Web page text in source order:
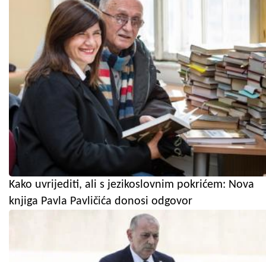
Kako uvrijediti, ali s jezikoslovnim pokrićem: Nova
knjiga Pavla Pavličića donosi odgovor